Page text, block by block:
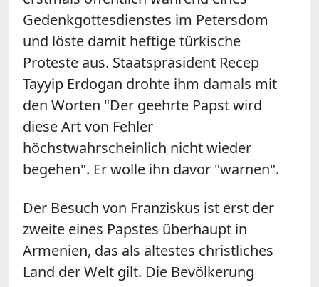
Gedenkgottesdienstes im Petersdom
und löste damit heftige türkische
Proteste aus. Staatspräsident Recep
Tayyip Erdogan drohte ihm damals mit
den Worten "Der geehrte Papst wird
diese Art von Fehler
höchstwahrscheinlich nicht wieder
begehen". Er wolle ihn davor "warnen".
Der Besuch von Franziskus ist erst der
zweite eines Papstes überhaupt in
Armenien, das als ältestes christliches
Land der Welt gilt. Die Bevölkerung